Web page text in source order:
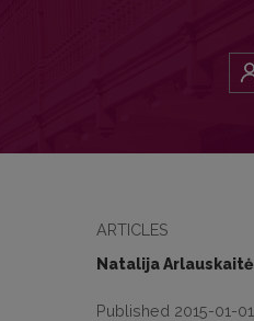
ARTICLES
Natalija Arlauskaitė
Published 2015-01-01